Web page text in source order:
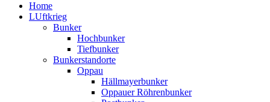
Home
LUftkrieg
Bunker
Hochbunker
Tiefbunker
Bunkerstandorte
Oppau
Hällmayerbunker
Oppauer Röhrenbunker